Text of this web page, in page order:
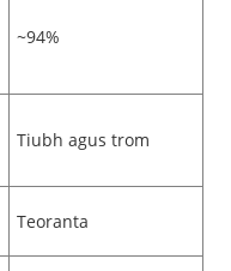
~94%
Tiubh agus trom
Teoranta